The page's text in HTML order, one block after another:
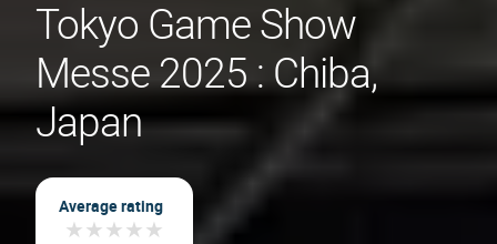
Tokyo Game Show
Messe 2025 : Chiba,
Japan
Average rating
★★★★★
★★★★★